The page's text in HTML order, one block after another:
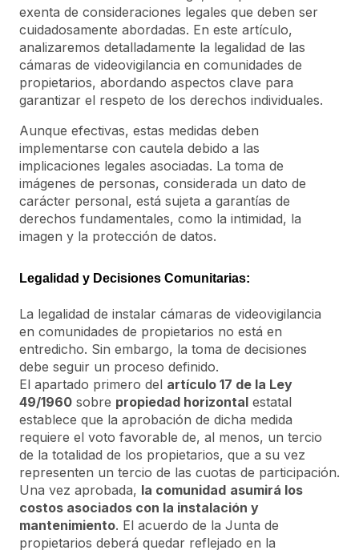
exenta de consideraciones legales que deben ser
cuidadosamente abordadas. En este artículo,
analizaremos detalladamente la legalidad de las
cámaras de videovigilancia en comunidades de
propietarios, abordando aspectos clave para
garantizar el respeto de los derechos individuales.
Aunque efectivas, estas medidas deben
implementarse con cautela debido a las
implicaciones legales asociadas. La toma de
imágenes de personas, considerada un dato de
carácter personal, está sujeta a garantías de
derechos fundamentales, como la intimidad, la
imagen y la protección de datos.
Legalidad y Decisiones Comunitarias:
La legalidad de instalar cámaras de videovigilancia
en comunidades de propietarios no está en
entredicho. Sin embargo, la toma de decisiones
debe seguir un proceso definido.
El apartado primero del artículo 17 de la Ley
49/1960 sobre propiedad horizontal estatal
establece que la aprobación de dicha medida
requiere el voto favorable de, al menos, un tercio
de la totalidad de los propietarios, que a su vez
representen un tercio de las cuotas de participación.
Una vez aprobada, la comunidad asumirá los
costos asociados con la instalación y
mantenimiento. El acuerdo de la Junta de
propietarios deberá quedar reflejado en la